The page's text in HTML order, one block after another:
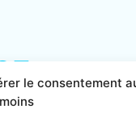
le consentement
nous
boulot !